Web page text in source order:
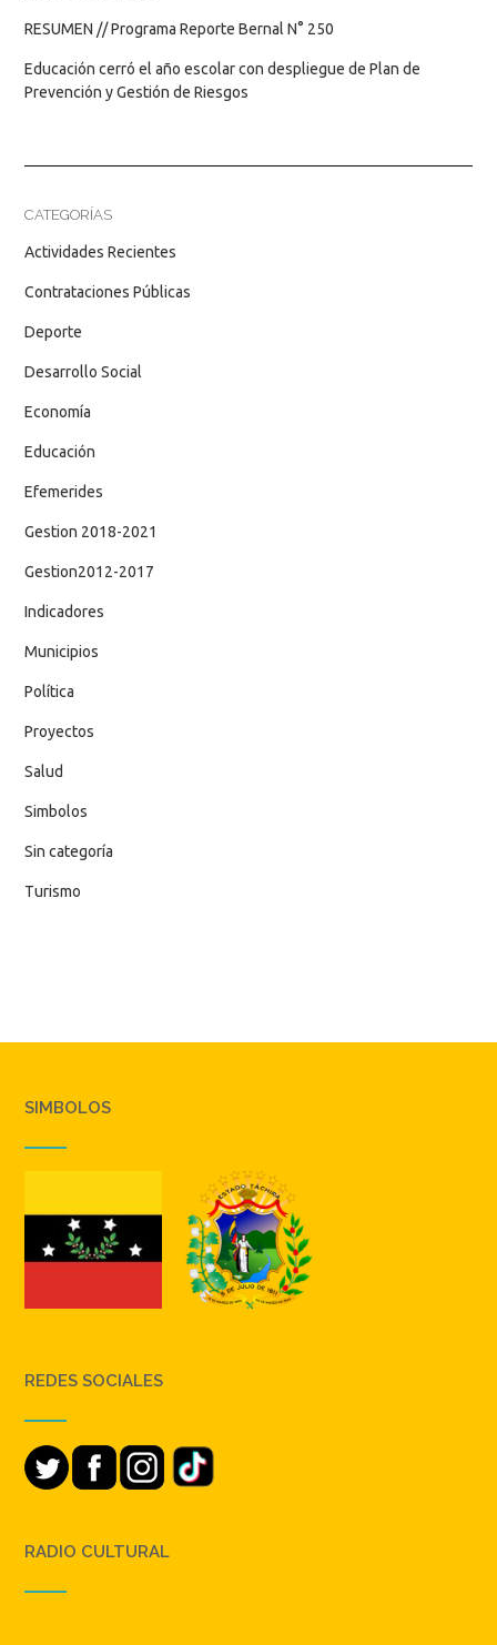
RESUMEN // Programa Reporte Bernal N° 250
Educación cerró el año escolar con despliegue de Plan de
Prevención y Gestión de Riesgos
CATEGORÍAS
Actividades Recientes
Contrataciones Públicas
Deporte
Desarrollo Social
Economía
Educación
Efemerides
Gestion 2018-2021
Gestion2012-2017
Indicadores
Municipios
Política
Proyectos
Salud
Simbolos
Sin categoría
Turismo
SIMBOLOS
REDES SOCIALES
RADIO CULTURAL